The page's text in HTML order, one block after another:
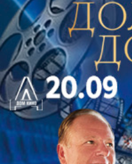
ее привезли наши
чернокожие жители
джаза, такие пароходики
Миссисипи. В Петербурге,
Нева мало напоминает
однако джаз в нашем
страстно. Ленинградские
гремели на всю страну, да
джаза меньше не
Вот почему столько